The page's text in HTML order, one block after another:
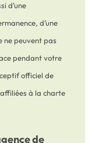
d’une
d’une
ne peuvent pas
pendant votre
officiel de
à la charte
de